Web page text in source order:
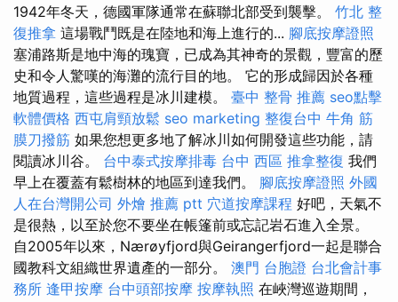
1942年冬天，德國軍隊通常在蘇聯北部受到襲擊。 竹北 整
復推拿 這場戰鬥既是在陸地和海上進行的... 腳底按摩證照
塞浦路斯是地中海的瑰寶，已成為其神奇的景觀，豐富的歷
史和令人驚嘆的海灘的流行目的地。 它的形成歸因於各種
地質過程，這些過程是冰川建模。 臺中 整骨 推薦 seo點擊
軟體價格 西屯肩頸放鬆 seo marketing 整復台中 牛角 筋
膜刀撥筋 如果您想更多地了解冰川如何開發這些功能，請
閱讀冰川谷。 台中泰式按摩排毒 台中 西區 推拿整復 我們
早上在覆蓋有鬆樹林的地區到達我們。 腳底按摩證照 外國
人在台灣開公司 外燴 推薦 ptt 穴道按摩課程 好吧，天氣不
是很熱，以至於您不要坐在帳篷前或忘記岩石進入全景。
自2005年以來，Nærøyfjord與Geirangerfjord一起是聯合
國教科文組織世界遺產的一部分。 澳門 台胞證 台北會計事
務所 逢甲按摩 台中頭部按摩 按摩執照 在峽灣巡遊期間，